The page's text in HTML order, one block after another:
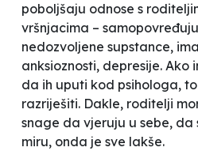
poboljšaju odnose s
vršnjacima –
nedozvoljene supstance,
anksioznosti, depresije.
da ih uputi kod psihologa,
razriješiti. Dakle, roditelji
snage da vjeruju u sebe, da
miru, onda je sve lakše.